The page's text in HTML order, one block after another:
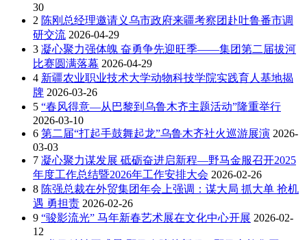
30
2 陈刚总经理邀请义乌市政府来疆考察团赴吐鲁番市调
研交流 2026-04-29
3 凝心聚力强体魄 奋勇争先迎旺季——集团第二届拔河
比赛圆满落幕 2026-04-29
4 新疆农业职业技术大学动物科技学院实践育人基地揭
牌 2026-03-26
5 “春风得意—从巴黎到乌鲁木齐主题活动”隆重举行
2026-03-10
6 第二届“打起手鼓舞起龙”乌鲁木齐社火巡游展演 2026-
03-03
7 凝心聚力谋发展 砥砺奋进启新程—野马金服召开2025
年度工作总结暨2026年工作安排大会 2026-02-26
8 陈强总裁在外贸集团年会上强调：谋大局 抓大单 抢机
遇 勇担责 2026-02-26
9 “骏影流光” 马年新春艺术展在文化中心开展 2026-02-
12